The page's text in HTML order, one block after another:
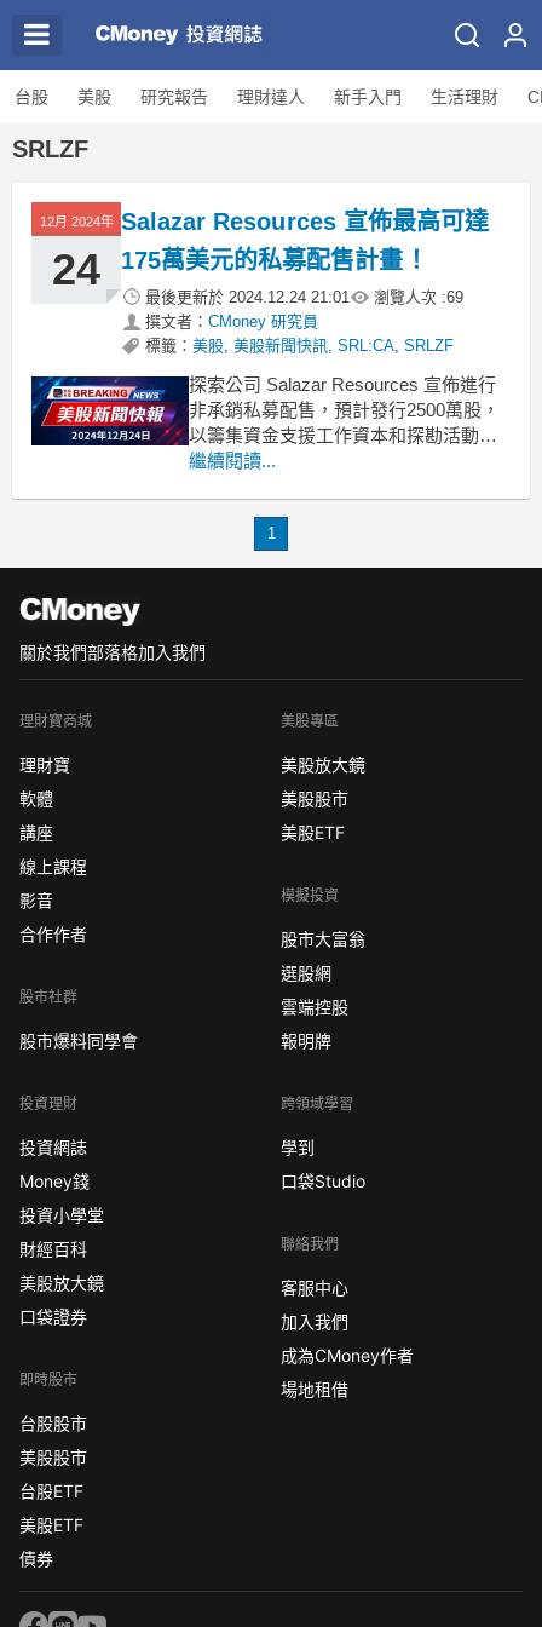
台股 美股 研究報告 理財達人 新手入門 生活理財
SRLZF
12月 2024年
24
Salazar Resources 宣佈最高可達
175萬美元的私募配售計畫！
最後更新於 2024.12.24 21:01 瀏覽人次 :69
撰文者： CMoney 研究員
標籤： 美股, 美股新聞快訊, SRL:CA, SRLZF
探索公司 Salazar Resources 宣佈進行
非承銷私募配售，預計發行2500萬股，
以籌集資金支援工作資本和探勘活動。
近日，Salazar
計畫。該計畫將發行最多2500萬股，每
繼續閱讀...
1
關於我們部落格加入我們
理財寶商城
理財寶
軟體
講座
線上課程
影音
合作作者
股市社群
股市爆料同學會
投資理財
投資網誌
Money錢
投資小學堂
財經百科
美股放大鏡
口袋證券
即時股市
台股股市
美股股市
台股ETF
美股ETF
債券
美股專區
美股放大鏡
美股股市
美股ETF
模擬投資
股市大富翁
選股網
雲端控股
報明牌
跨領域學習
學到
口袋Studio
聯絡我們
客服中心
加入我們
成為CMoney作者
場地租借